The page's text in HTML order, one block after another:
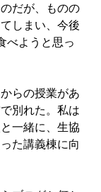
だが、ものの
しまい、今後
べようと思っ
らの授業があ
別れた。私は
一緒に、生協
た講義棟に向